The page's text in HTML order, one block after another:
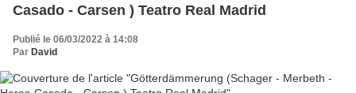
Casado - Carsen ) Teatro Real Madrid
Publié le 06/03/2022 à 14:08
Par David